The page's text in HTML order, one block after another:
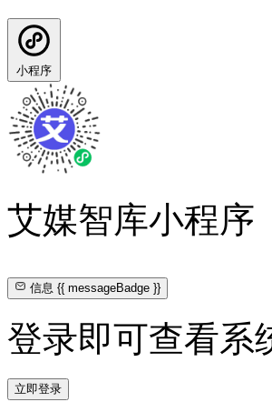
小程序
艾媒智库小程序
信息{{ messageBadge }}
登录即可查看系
立即登录